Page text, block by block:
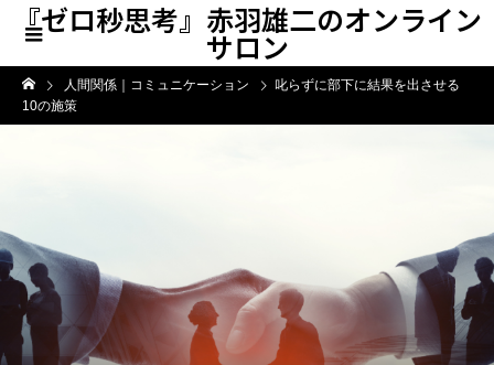
『ゼロ秒思考』赤羽雄二のオンライン
サロン
人間関係｜コミュニケーション
叱らずに部下に結果を出させる
10の施策